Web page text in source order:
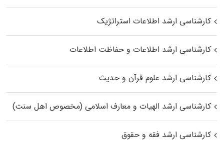
کارشناسی ارشد اطلاعات استراتژیک
کارشناسی ارشد اطلاعات و حفاظت اطلاعات
کارشناسی ارشد علوم قرآن و حدیث
کارشناسی ارشد الهیات و معارف اسلامی (مخصوص اهل سنت)
کارشناسی ارشد فقه و حقوق